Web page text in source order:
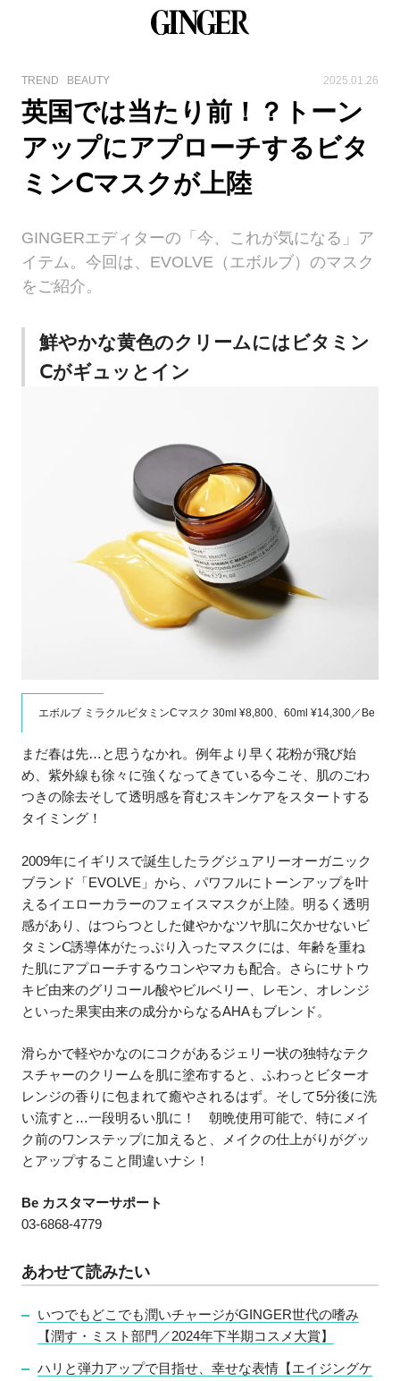
TREND BEAUTY 2025.01.26
英国では当たり前！？トーン
アップにアプローチするビタ
ミンⅭマスクが上陸
GINGERエディターの「今、これが気になる」ア
イテム。今回は、EVOLVE（エボルブ）のマスク
をご紹介。
鮮やかな黄色のクリームにはビタミン
Ⅽがギュッとイン
エボルブ ミラクルビタミンCマスク 30ml ¥8,800、60ml ¥14,300／Be
まだ春は先…と思うなかれ。例年より早く花粉が飛び始
め、紫外線も徐々に強くなってきている今こそ、肌のごわ
つきの除去そして透明感を育むスキンケアをスタートする
タイミング！
2009年にイギリスで誕生したラグジュアリーオーガニック
ブランド「EVOLVE」から、パワフルにトーンアップを叶
えるイエローカラーのフェイスマスクが上陸。明るく透明
感があり、はつらつとした健やかなツヤ肌に欠かせないビ
タミンⅭ誘導体がたっぷり入ったマスクには、年齢を重ね
た肌にアプローチするウコンやマカも配合。さらにサトウ
キビ由来のグリコール酸やビルベリー、レモン、オレンジ
といった果実由来の成分からなるAHAもブレンド。
滑らかで軽やかなのにコクがあるジェリー状の独特なテク
スチャーのクリームを肌に塗布すると、ふわっとビターオ
レンジの香りに包まれて癒やされるはず。そして5分後に洗
い流すと…一段明るい肌に！ 朝晩使用可能で、特にメイ
ク前のワンステップに加えると、メイクの仕上がりがグッ
とアップすること間違いナシ！
Be カスタマーサポート
03‐6868‐4779
あわせて読みたい
いつでもどこでも潤いチャージがGINGER世代の嗜み
【潤す・ミスト部門／2024年下半期コスメ大賞】
ハリと弾力アップで目指せ、幸せな表情【エイジングケ